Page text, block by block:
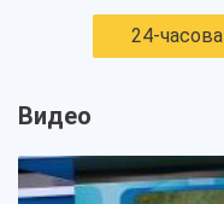
24-часова
Видео